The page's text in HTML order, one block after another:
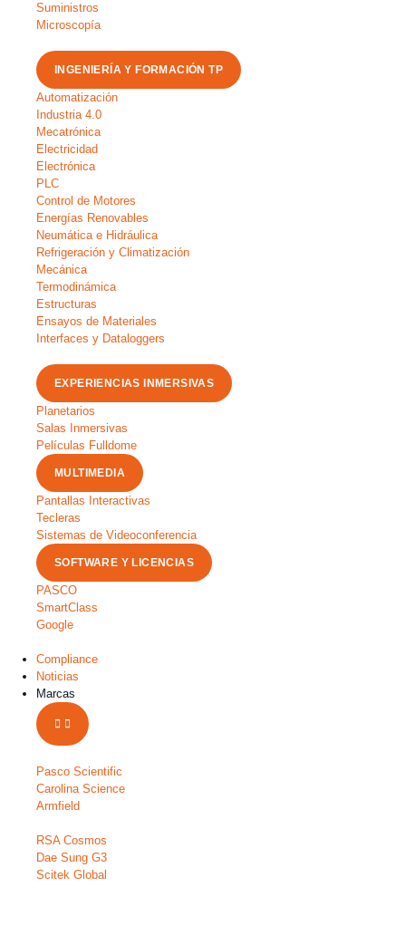
Suministros
Microscopía
INGENIERÍA Y FORMACIÓN TP
Automatización
Industria 4.0
Mecatrónica
Electricidad
Electrónica
PLC
Control de Motores
Energías Renovables
Neumática e Hidráulica
Refrigeración y Climatización
Mecánica
Termodinámica
Estructuras
Ensayos de Materiales
Interfaces y Dataloggers
EXPERIENCIAS INMERSIVAS
Planetarios
Salas Inmersivas
Películas Fulldome
MULTIMEDIA
Pantallas Interactivas
Tecleras
Sistemas de Videoconferencia
SOFTWARE Y LICENCIAS
PASCO
SmartClass
Google
Compliance
Noticias
Marcas
Pasco Scientific
Carolina Science
Armfield
RSA Cosmos
Dae Sung G3
Scitek Global